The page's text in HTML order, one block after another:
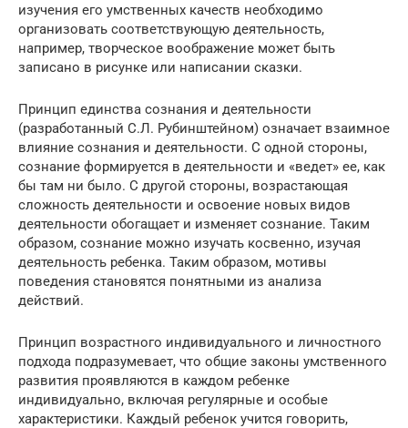
изучения его умственных качеств необходимо
организовать соответствующую деятельность,
например, творческое воображение может быть
записано в рисунке или написании сказки.
Принцип единства сознания и деятельности
(разработанный С.Л. Рубинштейном) означает взаимное
влияние сознания и деятельности. С одной стороны,
сознание формируется в деятельности и «ведет» ее, как
бы там ни было. С другой стороны, возрастающая
сложность деятельности и освоение новых видов
деятельности обогащает и изменяет сознание. Таким
образом, сознание можно изучать косвенно, изучая
деятельность ребенка. Таким образом, мотивы
поведения становятся понятными из анализа
действий.
Принцип возрастного индивидуального и личностного
подхода подразумевает, что общие законы умственного
развития проявляются в каждом ребенке
индивидуально, включая регулярные и особые
характеристики. Каждый ребенок учится говорить,